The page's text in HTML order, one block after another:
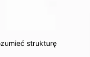
strukturę